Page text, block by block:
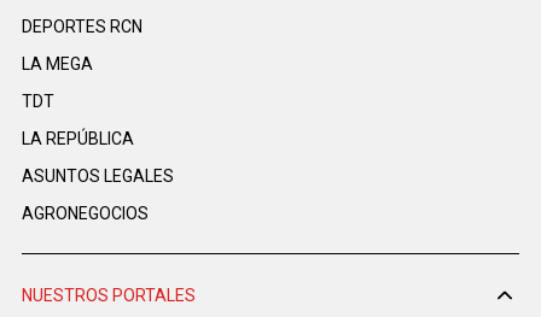
DEPORTES RCN
LA MEGA
TDT
LA REPÚBLICA
ASUNTOS LEGALES
AGRONEGOCIOS
NUESTROS PORTALES